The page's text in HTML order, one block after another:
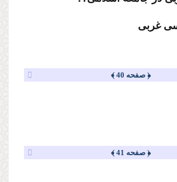
غربى
﴿ صفحه 40 ﴾
﴿ صفحه 41 ﴾